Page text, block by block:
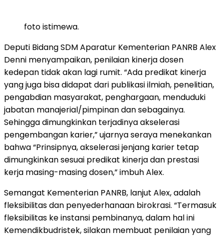
foto istimewa.
Deputi Bidang SDM Aparatur Kementerian PANRB Alex
Denni menyampaikan, penilaian kinerja dosen
kedepan tidak akan lagi rumit. “Ada predikat kinerja
yang juga bisa didapat dari publikasi ilmiah, penelitian,
pengabdian masyarakat, penghargaan, menduduki
jabatan manajerial/pimpinan dan sebagainya.
Sehingga dimungkinkan terjadinya akselerasi
pengembangan karier,” ujarnya seraya menekankan
bahwa “Prinsipnya, akselerasi jenjang karier tetap
dimungkinkan sesuai predikat kinerja dan prestasi
kerja masing-masing dosen,” imbuh Alex.
Semangat Kementerian PANRB, lanjut Alex, adalah
fleksibilitas dan penyederhanaan birokrasi. “Termasuk
fleksibilitas ke instansi pembinanya, dalam hal ini
Kemendikbudristek, silakan membuat penilaian yang